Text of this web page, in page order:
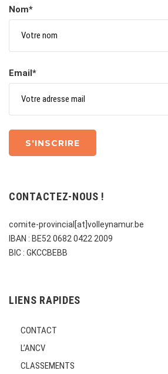
Nom*
Email*
CONTACTEZ-NOUS !
comite-provincial[at]volleynamur.be
IBAN : BE52 0682 0422 2009
BIC : GKCCBEBB
LIENS RAPIDES
CONTACT
L’ANCV
CLASSEMENTS